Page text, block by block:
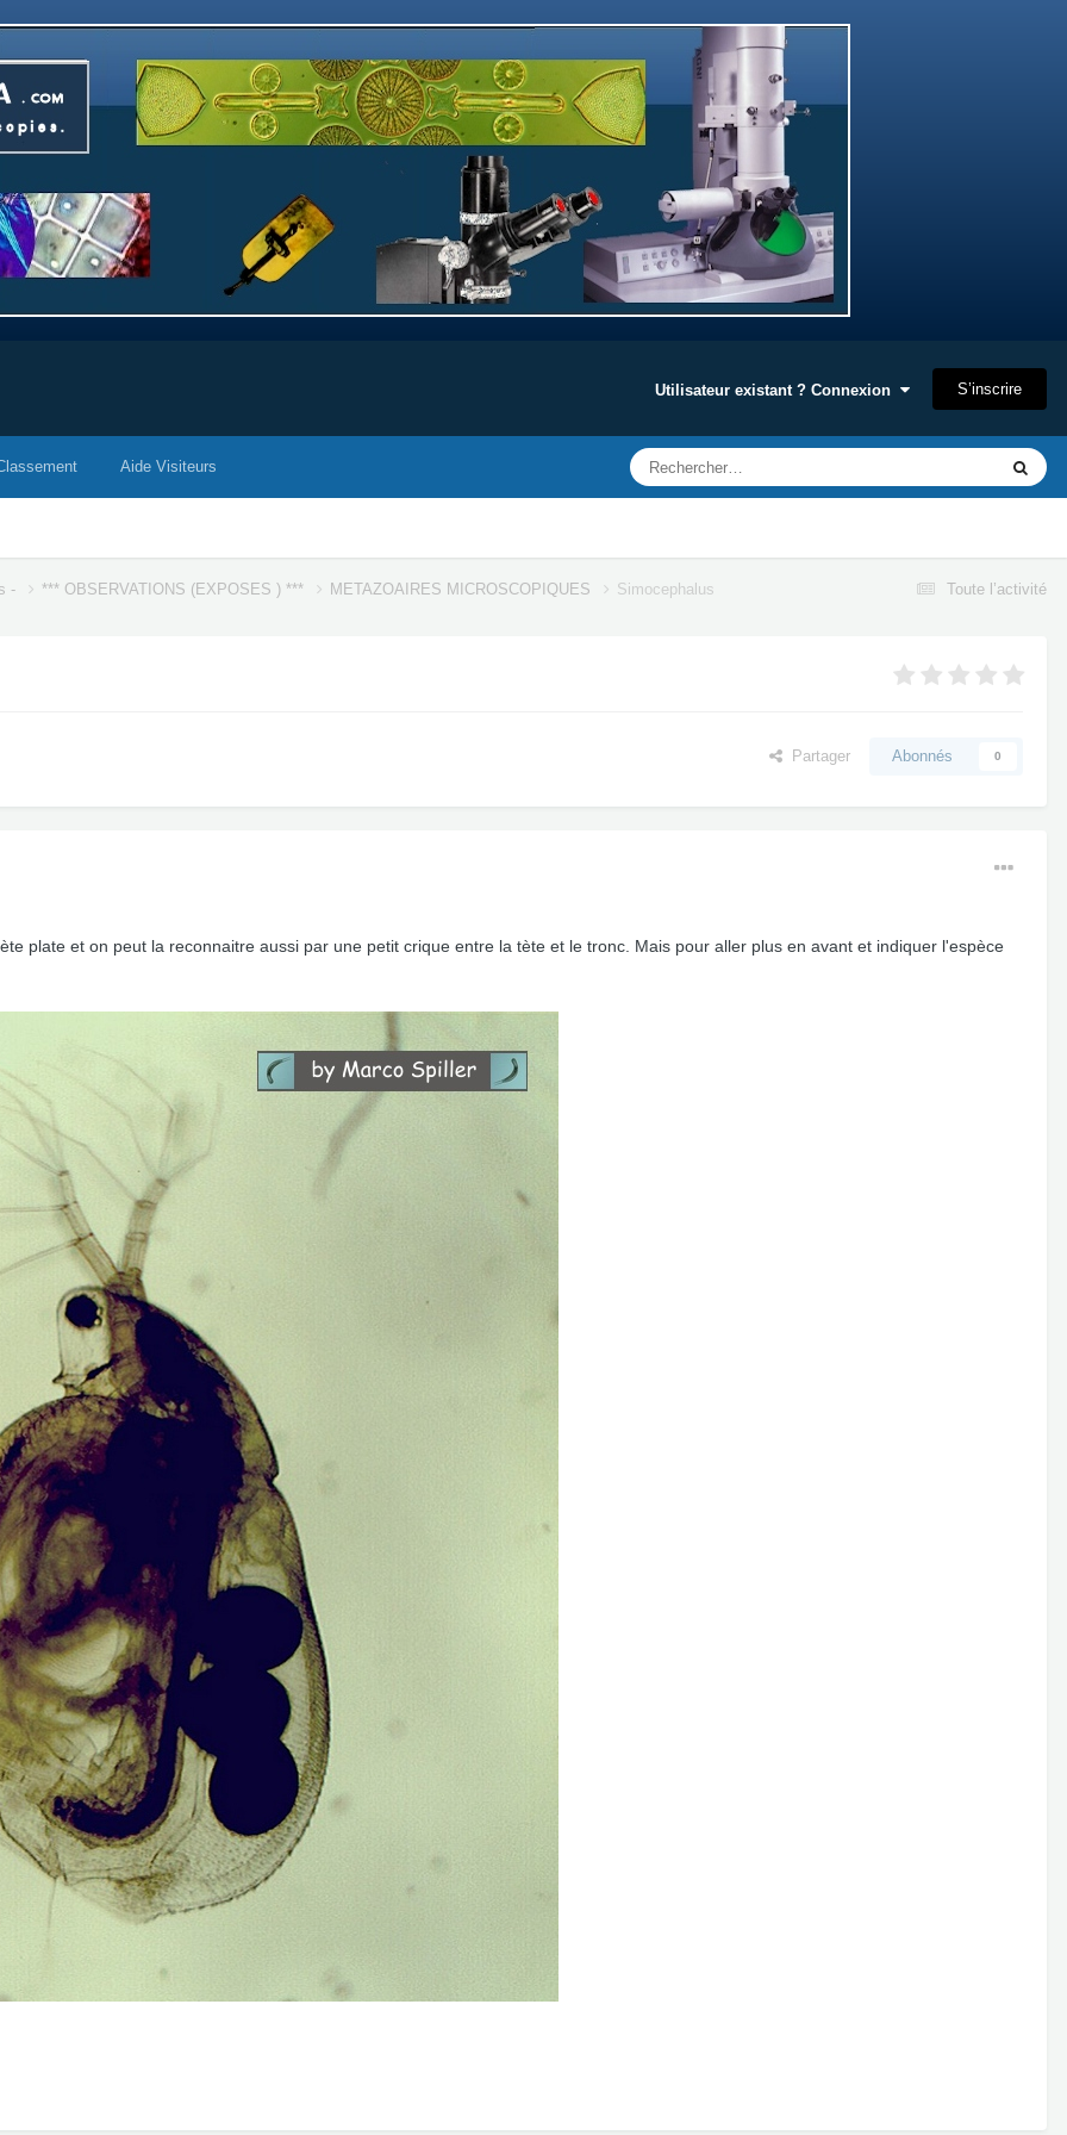
Utilisateur existant ? Connexion S’inscrire
Aide Visiteurs
Toute l’activité
- *** OBSERVATIONS (EXPOSES ) *** METAZOAIRES MICROSCOPIQUES Simocephalus
Partager Abonnés 0
plate et on peut la reconnaitre aussi par une petit crique entre la tète et le tronc. Mais pour aller plus en avant et indiquer l'espèce